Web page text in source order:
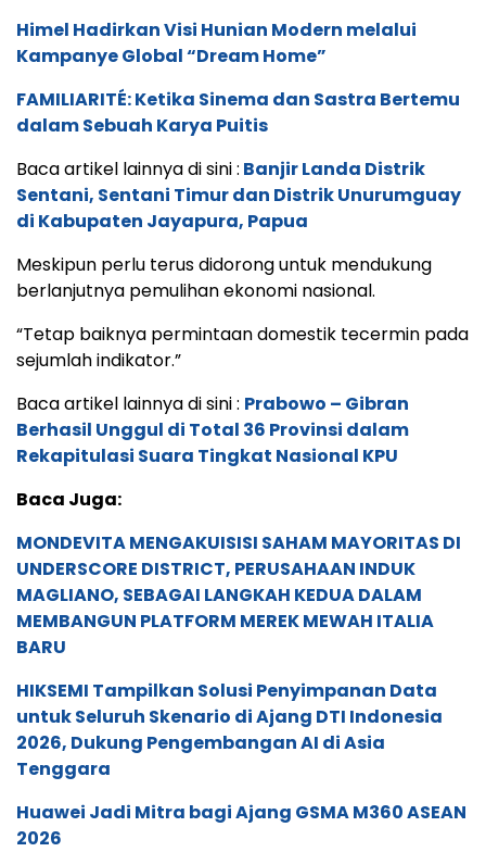
Himel Hadirkan Visi Hunian Modern melalui
Kampanye Global “Dream Home”
FAMILIARITÉ: Ketika Sinema dan Sastra Bertemu
dalam Sebuah Karya Puitis
Baca artikel lainnya di sini : Banjir Landa Distrik
Sentani, Sentani Timur dan Distrik Unurumguay
di Kabupaten Jayapura, Papua
Meskipun perlu terus didorong untuk mendukung
berlanjutnya pemulihan ekonomi nasional.
“Tetap baiknya permintaan domestik tecermin pada
sejumlah indikator.”
Baca artikel lainnya di sini : Prabowo – Gibran
Berhasil Unggul di Total 36 Provinsi dalam
Rekapitulasi Suara Tingkat Nasional KPU
Baca Juga:
MONDEVITA MENGAKUISISI SAHAM MAYORITAS DI
UNDERSCORE DISTRICT, PERUSAHAAN INDUK
MAGLIANO, SEBAGAI LANGKAH KEDUA DALAM
MEMBANGUN PLATFORM MEREK MEWAH ITALIA
BARU
HIKSEMI Tampilkan Solusi Penyimpanan Data
untuk Seluruh Skenario di Ajang DTI Indonesia
2026, Dukung Pengembangan AI di Asia
Tenggara
Huawei Jadi Mitra bagi Ajang GSMA M360 ASEAN
2026